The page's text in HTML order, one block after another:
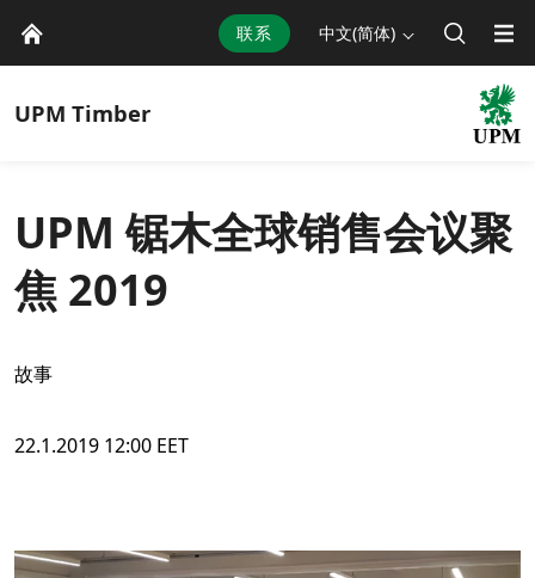
联系 中文(简体)
UPM Timber
UPM 锯木全球销售会议聚
焦 2019
故事
22.1.2019 12:00 EET